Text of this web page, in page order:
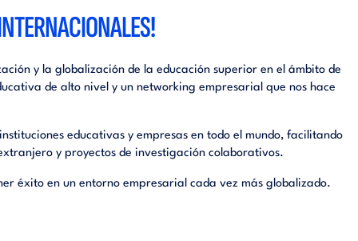
y la globalización de la educación superior en el ámbito de
de alto nivel y un networking empresarial que nos hace
educativas y empresas en todo el mundo, facilitando
y proyectos de investigación colaborativos.
éxito en un entorno empresarial cada vez más globalizado.